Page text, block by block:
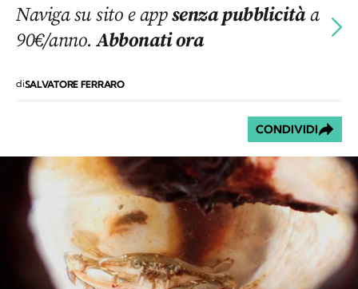
Naviga su sito e appsenza pubblicitàa
90€/anno.Abbonati ora
diSALVATORE FERRARO
CONDIVIDI